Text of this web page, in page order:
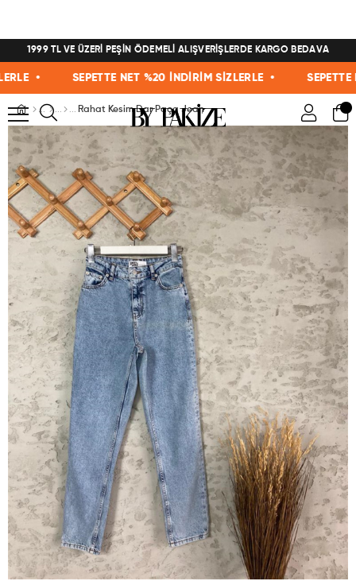
1999 TL VE ÜZERİ PEŞİN ÖDEMELİ ALIŞVERİŞLERDE KARGO BEDAVA
• SEPETTE NET %20 İNDİRİM SİZLERLE • SEPETTE
Rahat Kesim Dar Paça Jean